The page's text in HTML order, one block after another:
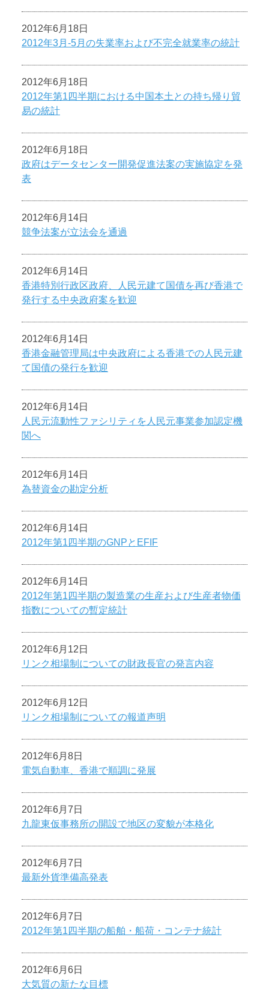
2012年6月18日
2012年3月-5月の失業率および不完全就業率の統計
2012年6月18日
2012年第1四半期における中国本土との持ち帰り貿
易の統計
2012年6月18日
政府はデータセンター開発促進法案の実施協定を発
表
2012年6月14日
競争法案が立法会を通過
2012年6月14日
香港特別行政区政府、人民元建て国債を再び香港で
発行する中央政府案を歓迎
2012年6月14日
香港金融管理局は中央政府による香港での人民元建
て国債の発行を歓迎
2012年6月14日
人民元流動性ファシリティを人民元事業参加認定機
関へ
2012年6月14日
為替資金の勘定分析
2012年6月14日
2012年第1四半期のGNPとEFIF
2012年6月14日
2012年第1四半期の製造業の生産および生産者物価
指数についての暫定統計
2012年6月12日
リンク相場制についての財政長官の発言内容
2012年6月12日
リンク相場制についての報道声明
2012年6月8日
電気自動車、香港で順調に発展
2012年6月7日
九龍東仮事務所の開設で地区の変貌が本格化
2012年6月7日
最新外貨準備高発表
2012年6月7日
2012年第1四半期の船舶・船荷・コンテナ統計
2012年6月6日
大気質の新たな目標